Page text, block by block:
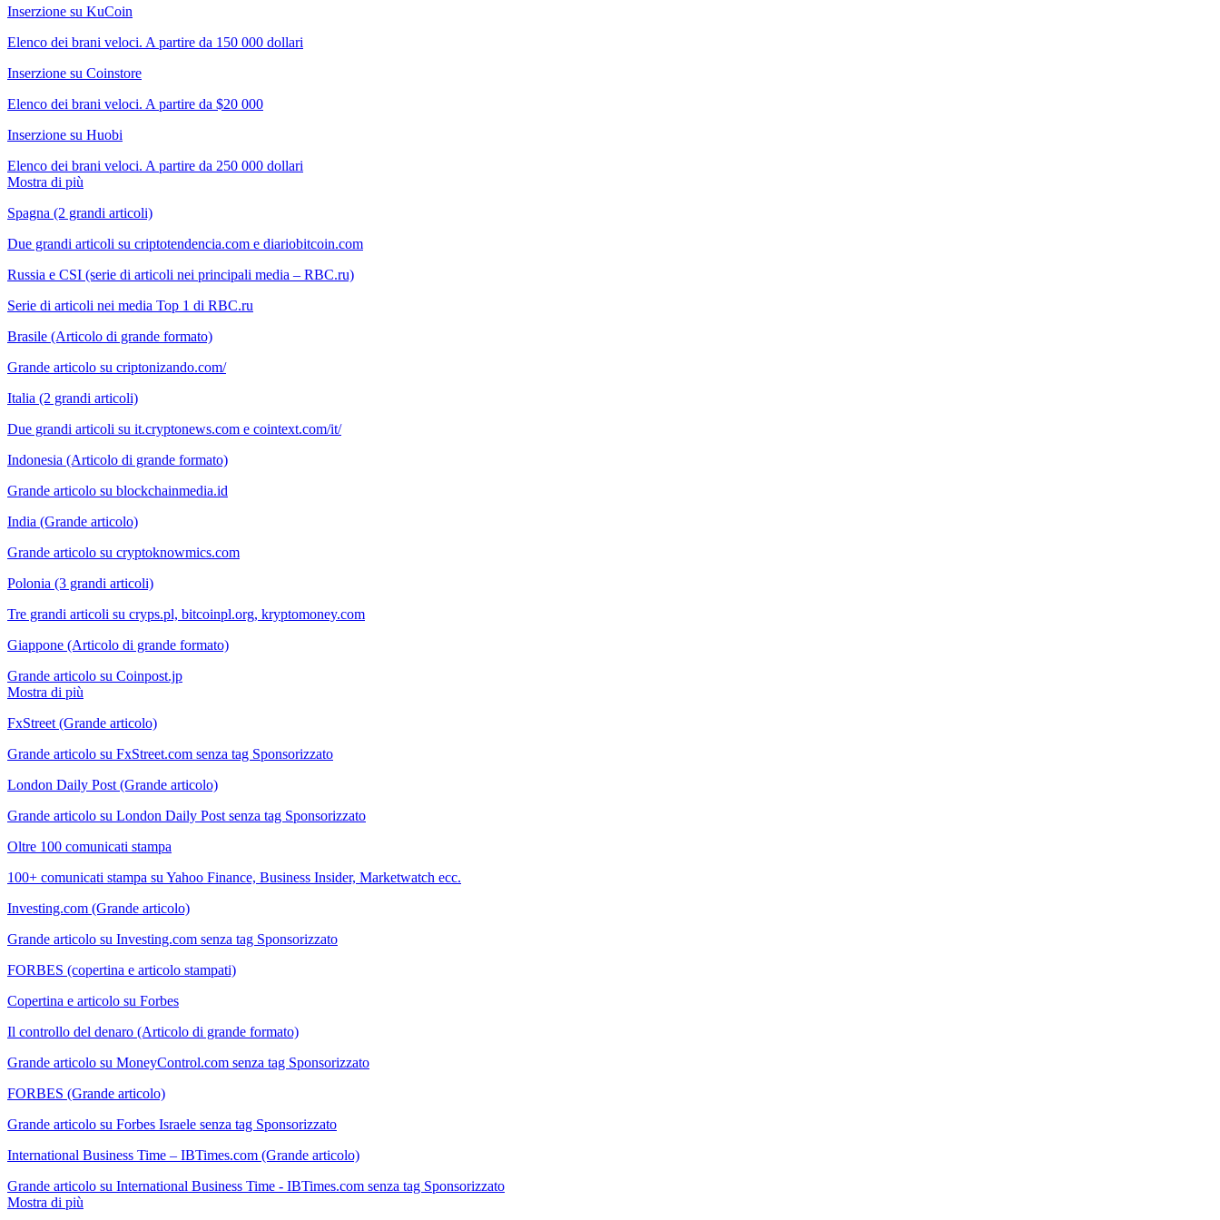
Inserzione su KuCoin
Elenco dei brani veloci. A partire da 150 000 dollari
Inserzione su Coinstore
Elenco dei brani veloci. A partire da $20 000
Inserzione su Huobi
Elenco dei brani veloci. A partire da 250 000 dollari
Mostra di più
Spagna (2 grandi articoli)
Due grandi articoli su criptotendencia.com e diariobitcoin.com
Russia e CSI (serie di articoli nei principali media – RBC.ru)
Serie di articoli nei media Top 1 di RBC.ru
Brasile (Articolo di grande formato)
Grande articolo su criptonizando.com/
Italia (2 grandi articoli)
Due grandi articoli su it.cryptonews.com e cointext.com/it/
Indonesia (Articolo di grande formato)
Grande articolo su blockchainmedia.id
India (Grande articolo)
Grande articolo su cryptoknowmics.com
Polonia (3 grandi articoli)
Tre grandi articoli su cryps.pl, bitcoinpl.org, kryptomoney.com
Giappone (Articolo di grande formato)
Grande articolo su Coinpost.jp
Mostra di più
FxStreet (Grande articolo)
Grande articolo su FxStreet.com senza tag Sponsorizzato
London Daily Post (Grande articolo)
Grande articolo su London Daily Post senza tag Sponsorizzato
Oltre 100 comunicati stampa
100+ comunicati stampa su Yahoo Finance, Business Insider, Marketwatch ecc.
Investing.com (Grande articolo)
Grande articolo su Investing.com senza tag Sponsorizzato
FORBES (copertina e articolo stampati)
Copertina e articolo su Forbes
Il controllo del denaro (Articolo di grande formato)
Grande articolo su MoneyControl.com senza tag Sponsorizzato
FORBES (Grande articolo)
Grande articolo su Forbes Israele senza tag Sponsorizzato
International Business Time – IBTimes.com (Grande articolo)
Grande articolo su International Business Time - IBTimes.com senza tag Sponsorizzato
Mostra di più